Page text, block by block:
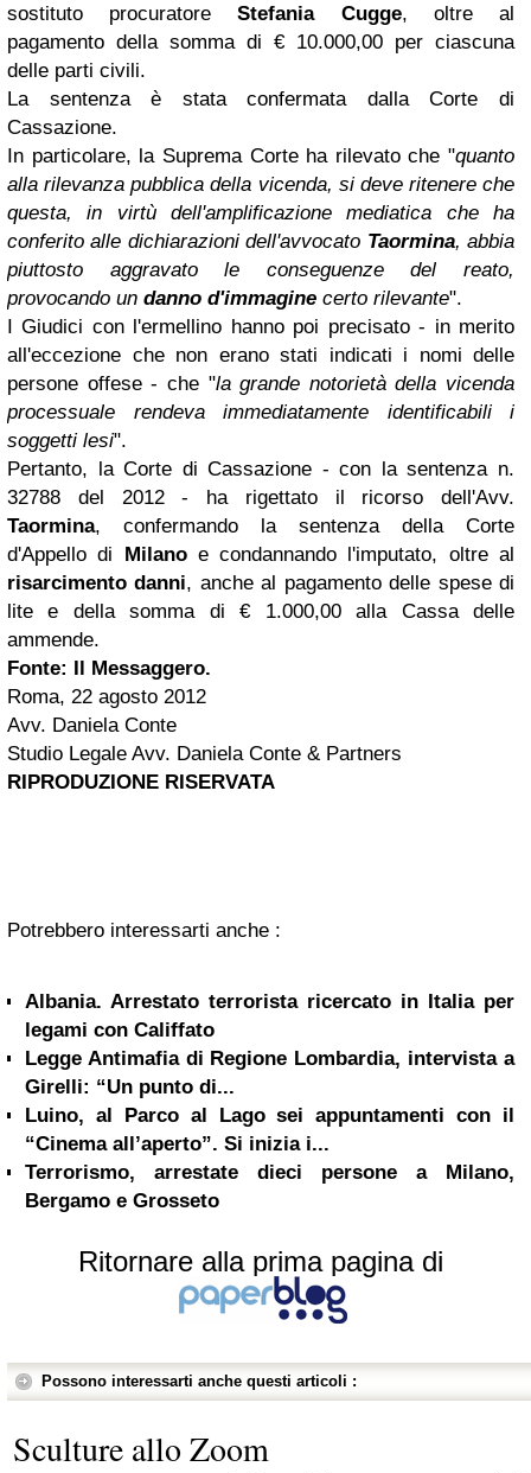
sostituto procuratoreStefania Cugge, oltre al
pagamento della somma di € 10.000,00 per ciascuna
delle parti civili.
La sentenza è stata confermata dalla Corte di
Cassazione.
In particolare, la Suprema Corte ha rilevato che "quanto
alla rilevanza pubblica della vicenda, si deve ritenere che
questa, in virtù dell'amplificazione mediatica che ha
conferito alle dichiarazioni dell'avvocato Taormina, abbia
piuttosto aggravato le conseguenze del reato,
provocando un danno d'immagine certo rilevante".
I Giudici con l'ermellino hanno poi precisato - in merito
all'eccezione che non erano stati indicati i nomi delle
persone offese - che "la grande notorietà della vicenda
processuale rendeva immediatamente identificabili i
soggetti lesi".
Pertanto, la Corte di Cassazione - con la sentenza n.
32788 del 2012 - ha rigettato il ricorso dell'Avv.
Taormina, confermando la sentenza della Corte
d'Appello di Milanoe condannando l'imputato, oltre al
risarcimento danni, anche al pagamento delle spese di
lite e della somma di € 1.000,00 alla Cassa delle
ammende.
Fonte: Il Messaggero.
Roma, 22 agosto 2012
Avv. Daniela Conte
Studio Legale Avv. Daniela Conte & Partners
RIPRODUZIONE RISERVATA
Potrebbero interessarti anche :
Albania. Arrestato terrorista ricercato in Italia per
legami con Califfato
Legge Antimafia di Regione Lombardia, intervista a
Girelli: “Un punto di...
Luino, al Parco al Lago sei appuntamenti con il
“Cinema all’aperto”. Si inizia i...
Terrorismo, arrestate dieci persone a Milano,
Bergamo e Grosseto
Ritornare alla prima pagina di
Possono interessarti anche questi articoli :
Sculture allo Zoom